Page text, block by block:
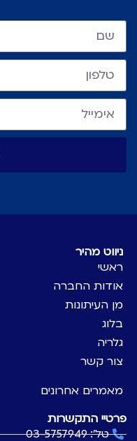
ניווט מהיר
ראשי
אודות החברה
מן העיתונות
בלוג
גלריה
צור קשר
מאמרים אחרונים
פרטיי התקשרות
טל': 03-5757949